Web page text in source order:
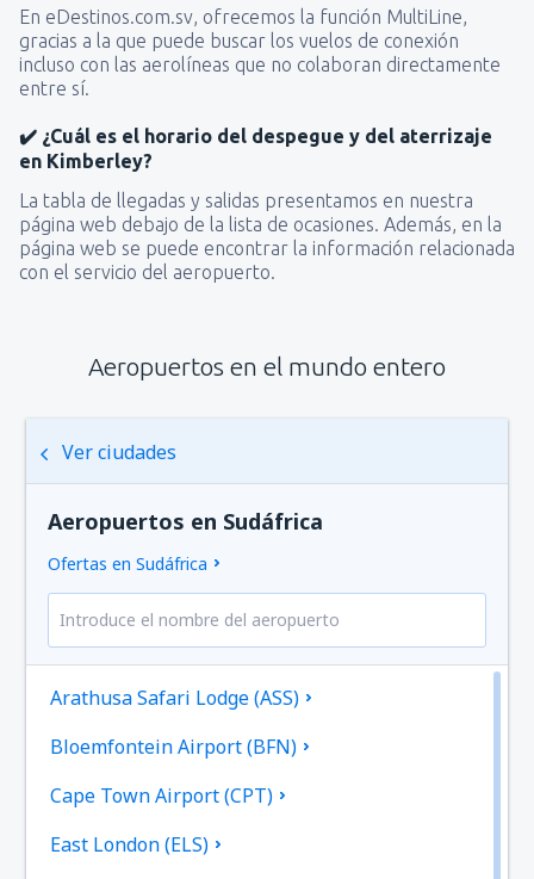
En eDestinos.com.sv, ofrecemos la función MultiLine,
gracias a la que puede buscar los vuelos de conexión
incluso con las aerolíneas que no colaboran directamente
entre sí.
✔️ ¿Cuál es el horario del despegue y del aterrizaje
en Kimberley?
La tabla de llegadas y salidas presentamos en nuestra
página web debajo de la lista de ocasiones. Además, en la
página web se puede encontrar la información relacionada
con el servicio del aeropuerto.
Aeropuertos en el mundo entero
Ver ciudades
Aeropuertos en Sudáfrica
Ofertas en Sudáfrica
Arathusa Safari Lodge (ASS)
Bloemfontein Airport (BFN)
Cape Town Airport (CPT)
East London (ELS)